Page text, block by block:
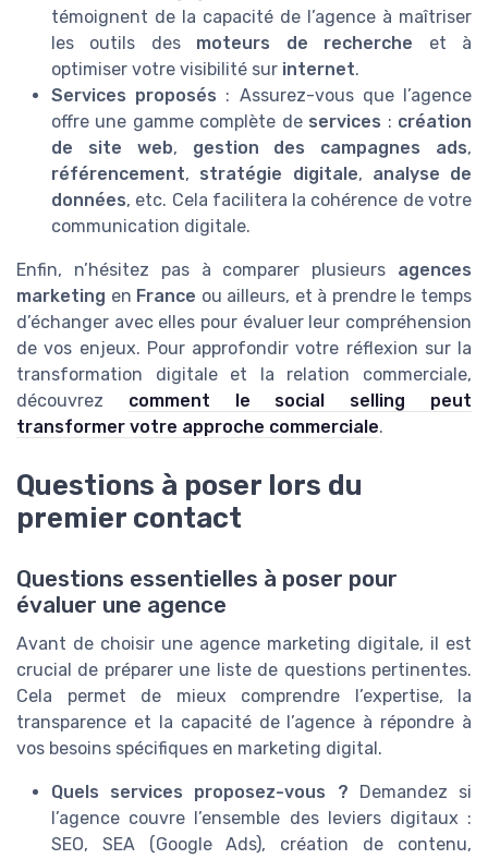
témoignent de la capacité de l’agence à maîtriser
les outils des moteurs de recherche et à
optimiser votre visibilité sur internet.
Services proposés : Assurez-vous que l’agence
offre une gamme complète de services : création
de site web, gestion des campagnes ads,
référencement, stratégie digitale, analyse de
données, etc. Cela facilitera la cohérence de votre
communication digitale.
Enfin, n’hésitez pas à comparer plusieurs agences
marketing en France ou ailleurs, et à prendre le temps
d’échanger avec elles pour évaluer leur compréhension
de vos enjeux. Pour approfondir votre réflexion sur la
transformation digitale et la relation commerciale,
découvrez comment le social selling peut
transformer votre approche commerciale.
Questions à poser lors du
premier contact
Questions essentielles à poser pour
évaluer une agence
Avant de choisir une agence marketing digitale, il est
crucial de préparer une liste de questions pertinentes.
Cela permet de mieux comprendre l’expertise, la
transparence et la capacité de l’agence à répondre à
vos besoins spécifiques en marketing digital.
Quels services proposez-vous ? Demandez si
l’agence couvre l’ensemble des leviers digitaux :
SEO, SEA (Google Ads), création de contenu,